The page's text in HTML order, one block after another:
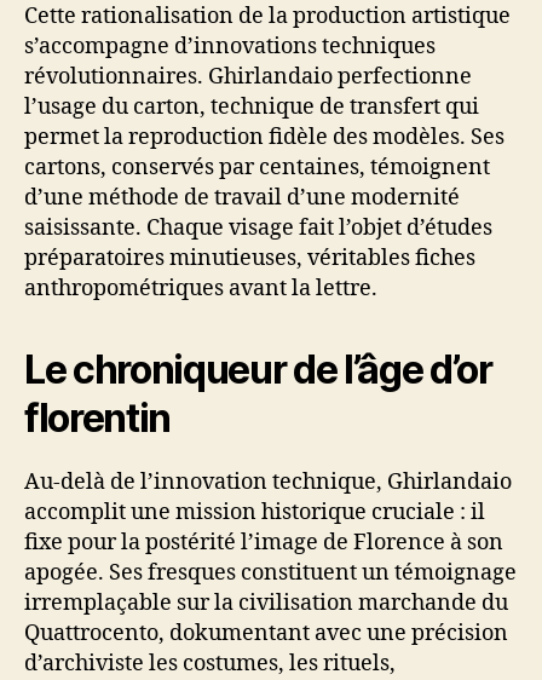
Cette rationalisation de la production artistique
s’accompagne d’innovations techniques
révolutionnaires. Ghirlandaio perfectionne
l’usage du carton, technique de transfert qui
permet la reproduction fidèle des modèles. Ses
cartons, conservés par centaines, témoignent
d’une méthode de travail d’une modernité
saisissante. Chaque visage fait l’objet d’études
préparatoires minutieuses, véritables fiches
anthropométriques avant la lettre.
Le chroniqueur de l’âge d’or
florentin
Au-delà de l’innovation technique, Ghirlandaio
accomplit une mission historique cruciale : il
fixe pour la postérité l’image de Florence à son
apogée. Ses fresques constituent un témoignage
irremplaçable sur la civilisation marchande du
Quattrocento, dokumentant avec une précision
d’archiviste les costumes, les rituels,